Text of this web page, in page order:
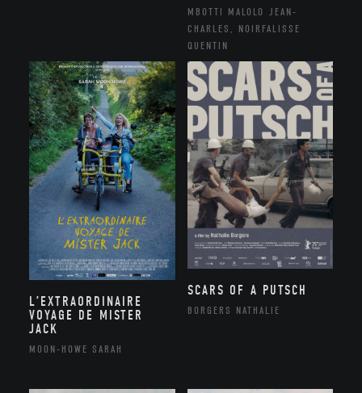
MBOTTI MALOLO JEAN-
CHARLES, NOIRFALISSE
QUENTIN
L’EXTRAORDINAIRE
VOYAGE DE MISTER
JACK
MOON-HOWE SARAH
SCARS OF A PUTSCH
BORGERS NATHALIE